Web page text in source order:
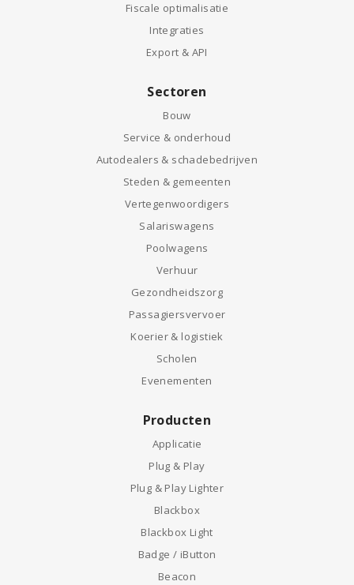
Fiscale optimalisatie
Integraties
Export & API
Sectoren
Bouw
Service & onderhoud
Autodealers & schadebedrijven
Steden & gemeenten
Vertegenwoordigers
Salariswagens
Poolwagens
Verhuur
Gezondheidszorg
Passagiersvervoer
Koerier & logistiek
Scholen
Evenementen
Producten
Applicatie
Plug & Play
Plug & Play Lighter
Blackbox
Blackbox Light
Badge / iButton
Beacon